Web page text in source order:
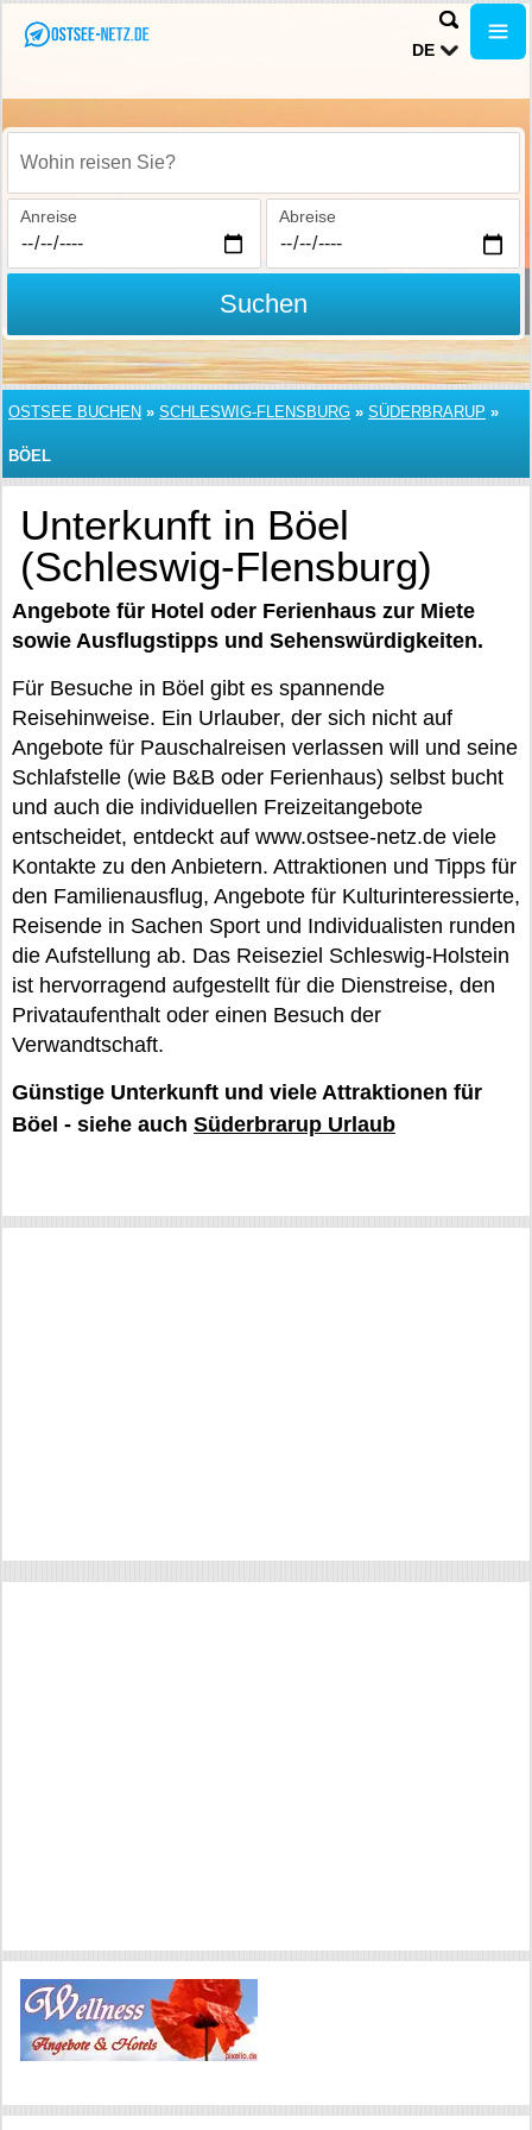
DE
Wohin reisen Sie?
Anreise Abreise
Suchen
OSTSEE BUCHEN » SCHLESWIG-FLENSBURG » SÜDERBRARUP »
BÖEL
Unterkunft in Böel
(Schleswig-Flensburg)
Angebote für Hotel oder Ferienhaus zur Miete
sowie Ausflugstipps und Sehenswürdigkeiten.
Für Besuche in Böel gibt es spannende
Reisehinweise. Ein Urlauber, der sich nicht auf
Angebote für Pauschalreisen verlassen will und seine
Schlafstelle (wie B&B oder Ferienhaus) selbst bucht
und auch die individuellen Freizeitangebote
entscheidet, entdeckt auf www.ostsee-netz.de viele
Kontakte zu den Anbietern. Attraktionen und Tipps für
den Familienausflug, Angebote für Kulturinteressierte,
Reisende in Sachen Sport und Individualisten runden
die Aufstellung ab. Das Reiseziel Schleswig-Holstein
ist hervorragend aufgestellt für die Dienstreise, den
Privataufenthalt oder einen Besuch der
Verwandtschaft.
Günstige Unterkunft und viele Attraktionen für
Böel - siehe auch Süderbrarup Urlaub